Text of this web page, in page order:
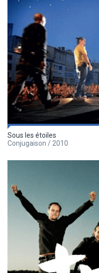
Sous les étoiles
Conjugaison / 2010